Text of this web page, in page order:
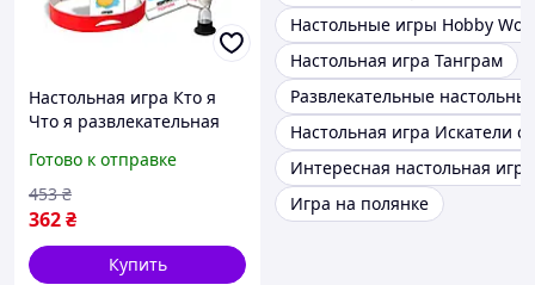
Настольная игра Кто я
Что я развлекательная
развивает логику и
интуицию (557677)
Готово к отправке
362₴
453 ₴
Купить
Настольные игры Hobby
Настольная игра Танграм
Развлекательные
Настольная игра Искатели
Интересная настольная
Игра на полянке